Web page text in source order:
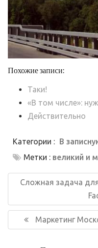
Похожие записи:
Таки!
«В том числе»:
Действительно
Категории : В
Метки : великий и
Навигация
Предыдущая
Сложная задача
Следующая
запись:
Маркетинг